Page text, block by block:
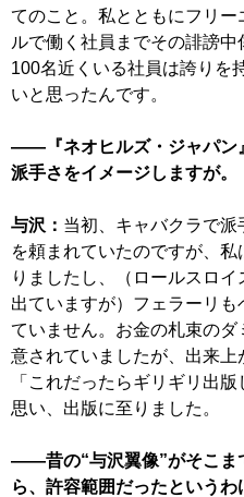
てのこと。私とともにフリー
ルで働く社員までその誹謗中
100名近くいる社員は誇りを
いと思ったんです。
――『ネオヒルズ・ジャパン
派手さをイメージしますが。
与沢： 当初、キャバクラで
を頼まれていたのですが、
りましたし、（ロールスロイ
出ていますが）フェラーリも
ていません。お金の札束のダ
意されていましたが、出来上
「これだったらギリギリ出
思い、出版に至りました。
――昔の“与沢翼像”がそこま
ら、許容範囲だったというわ